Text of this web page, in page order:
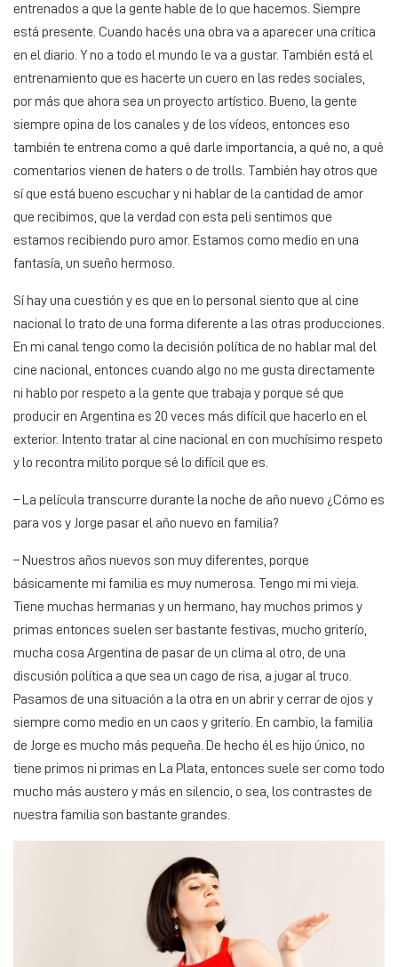
entrenados a que la gente hable de lo que hacemos. Siempre
está presente. Cuando hacés una obra va a aparecer una crítica
en el diario. Y no a todo el mundo le va a gustar. También está el
entrenamiento que es hacerte un cuero en las redes sociales,
por más que ahora sea un proyecto artístico. Bueno, la gente
siempre opina de los canales y de los vídeos, entonces eso
también te entrena como a qué darle importancia, a qué no, a qué
comentarios vienen de haters o de trolls. También hay otros que
sí que está bueno escuchar y ni hablar de la cantidad de amor
que recibimos, que la verdad con esta peli sentimos que
estamos recibiendo puro amor. Estamos como medio en una
fantasía, un sueño hermoso.
Sí hay una cuestión y es que en lo personal siento que al cine
nacional lo trato de una forma diferente a las otras producciones.
En mi canal tengo como la decisión política de no hablar mal del
cine nacional, entonces cuando algo no me gusta directamente
ni hablo por respeto a la gente que trabaja y porque sé que
producir en Argentina es 20 veces más difícil que hacerlo en el
exterior. Intento tratar al cine nacional en con muchísimo respeto
y lo recontra milito porque sé lo difícil que es.
– La película transcurre durante la noche de año nuevo ¿Cómo es
para vos y Jorge pasar el año nuevo en familia?
– Nuestros años nuevos son muy diferentes, porque
básicamente mi familia es muy numerosa. Tengo mi mi vieja.
Tiene muchas hermanas y un hermano, hay muchos primos y
primas entonces suelen ser bastante festivas, mucho griterío,
mucha cosa Argentina de pasar de un clima al otro, de una
discusión política a que sea un cago de risa, a jugar al truco.
Pasamos de una situación a la otra en un abrir y cerrar de ojos y
siempre como medio en un caos y griterío. En cambio, la familia
de Jorge es mucho más pequeña. De hecho él es hijo único, no
tiene primos ni primas en La Plata, entonces suele ser como todo
mucho más austero y más en silencio, o sea, los contrastes de
nuestra familia son bastante grandes.